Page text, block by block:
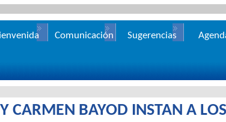
CARMEN BAYOD INSTAN A
Comunicación Sugerencias